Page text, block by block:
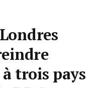
trois pays